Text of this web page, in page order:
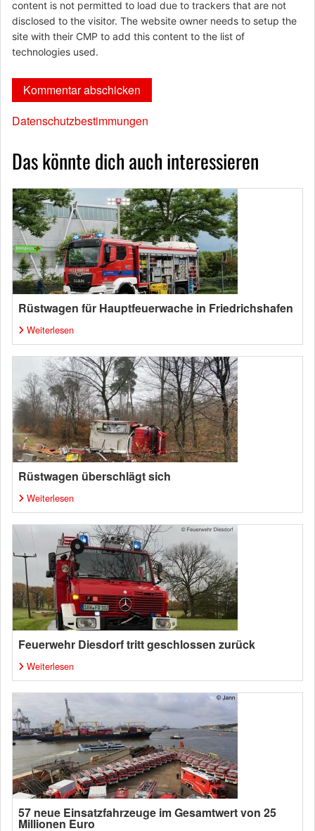
content is not permitted to load due to trackers that are not
disclosed to the visitor. The website owner needs to setup the
site with their CMP to add this content to the list of
technologies used.
Datenschutzbestimmungen
Das könnte dich auch interessieren
Rüstwagen für Hauptfeuerwache in Friedrichshafen
Weiterlesen
Rüstwagen überschlägt sich
Weiterlesen
Feuerwehr Diesdorf tritt geschlossen zurück
Weiterlesen
57 neue Einsatzfahrzeuge im Gesamtwert von 25
Millionen Euro